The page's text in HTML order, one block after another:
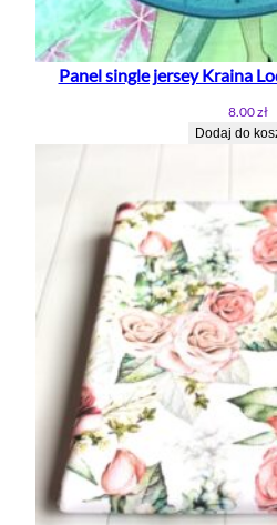
Panel single jersey Kraina
8.00zł
Dodaj do